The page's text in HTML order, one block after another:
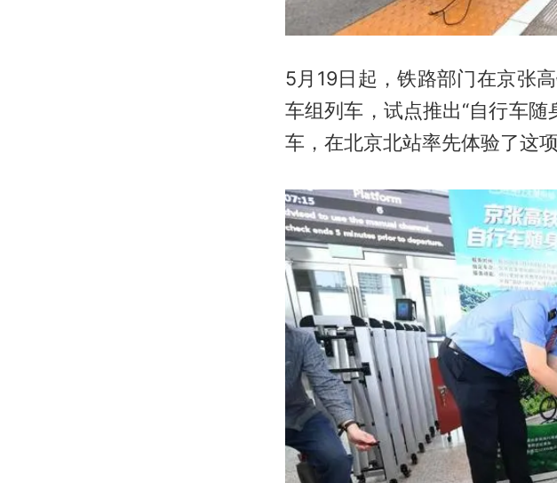
5月19日起，铁路部门在京张
车组列车，试点推出“自行车
车，在北京北站率先体验了这项